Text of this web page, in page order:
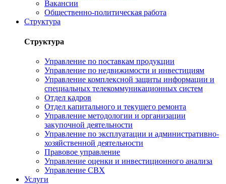
Вакансии
Общественно-политическая работа
Структура
Структура
Управление по поставкам продукции
Управление по недвижимости и инвестициям
Управление комплексной защиты информации и
специальных телекоммуникационных систем
Отдел кадров
Отдел капитального и текущего ремонта
Управление методологии и организации
закупочной деятельности
Управление по эксплуатации и административно-
хозяйственной деятельности
Правовое управление
Управление оценки и инвестиционного анализа
Управление СВХ
Услуги